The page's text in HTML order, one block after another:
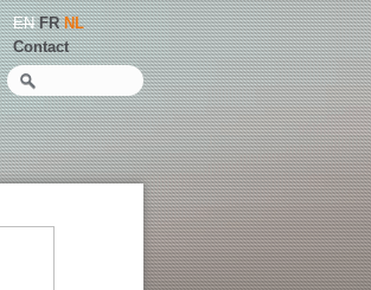
EN FR NL
Zoeken
Contact